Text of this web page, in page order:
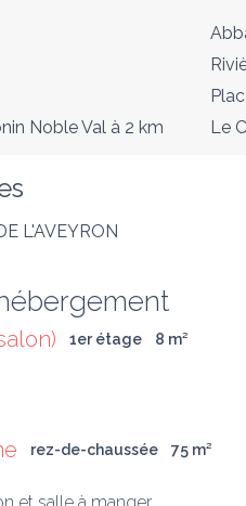
Noble Val à 2 km Le
L'AVEYRON
1er étage 8 m²
rez-de-chaussée 75 m²